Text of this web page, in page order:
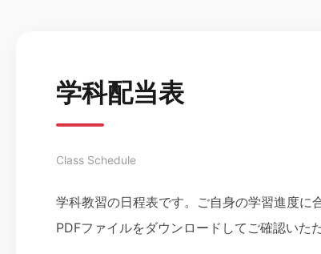
学科配当表
Class Schedule
学科教習の日程表です。ご自身の学習進度に
PDFファイルをダウンロードしてご確認いた